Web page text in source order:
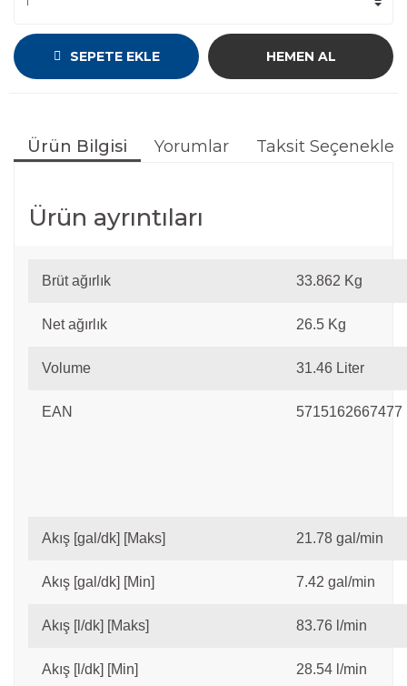
SEPETE EKLE HEMEN AL
Ürün Bilgisi Yorumlar Taksit Seçenekleri
Ürün ayrıntıları
Brüt ağırlık 33.862 Kg
Net ağırlık 26.5 Kg
Volume 31.46 Liter
EAN 5715162667477
Akış [gal/dk] [Maks] 21.78 gal/min
Akış [gal/dk] [Min] 7.42 gal/min
Akış [l/dk] [Maks] 83.76 l/min
Akış [l/dk] [Min] 28.54 l/min